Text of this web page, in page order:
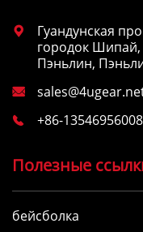

Гуандунская
городок
Пэньлин,

 +86-13546956008
Полезные
бейсболка